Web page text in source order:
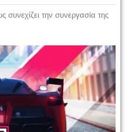
την συνεργασία της